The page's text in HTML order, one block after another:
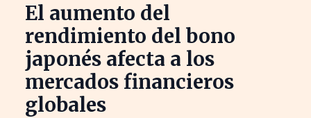
El aumento del
rendimiento del bono
japonés afecta a los
mercados financieros
globales